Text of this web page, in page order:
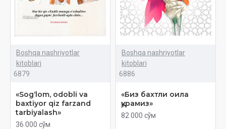
Boshqa nashriyotlar
kitoblari
6879
«Sog‘lom, odobli va
baxtiyor qiz farzand
tarbiyalash»
36 000 сўм
Boshqa nashriyotlar
kitoblari
6886
«Биз бахтли оила
қурамиз»
82 000 сўм